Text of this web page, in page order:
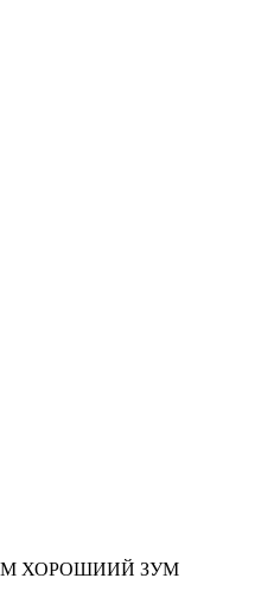
ХОРОШИИЙ ЗУМ